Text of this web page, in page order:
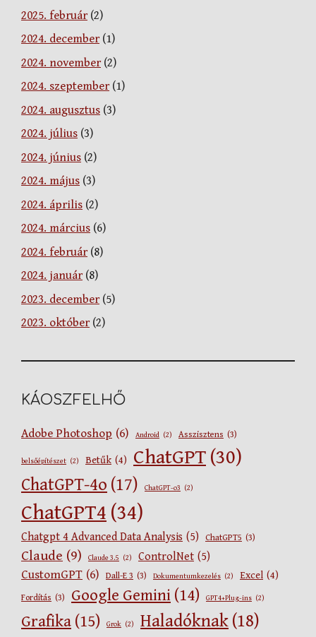
2025. február(2)
2024. december(1)
2024. november(2)
2024. szeptember(1)
2024. augusztus (3)
2024. július (3)
2024. június (2)
2024. május (3)
2024. április (2)
2024. március (6)
2024. február(8)
2024. január(8)
2023. december(5)
2023. október(2)
KÁOSZFELHŐ
Adobe Photoshop (6) Android (2) Asszisztens (3)
belsőépítészet (2) Betűk (4) ChatGPT (30)
ChatGPT-4o (17) ChatGPT-o3 (2)
ChatGPT4 (34)
Chatgpt 4 Advanced Data Analysis (5) ChatGPT5 (3)
Claude (9) Claude 3.5 (2) ControlNet (5)
CustomGPT (6) Dall-E 3 (3) Dokumentumkezelés (2) Excel (4)
Fordítás (3) Google Gemini (14) GPT4+Plug-ins (2)
Grafika (15) Grok (2) Haladóknak (18)